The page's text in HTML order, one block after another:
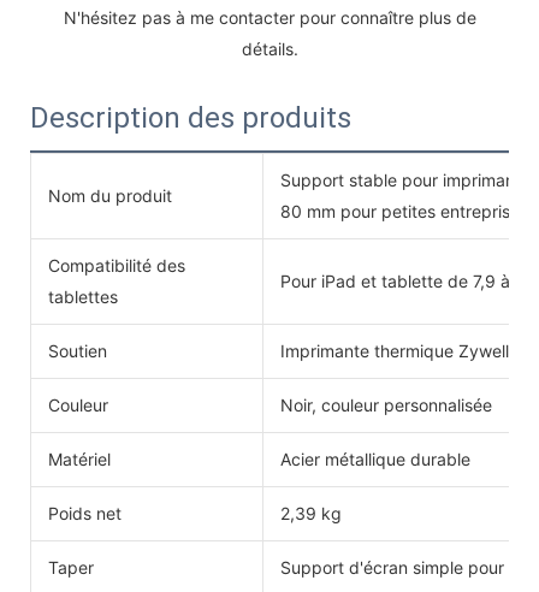
détails.
Description des produits
Nom du produit
Support stable pour
80 mm pour petites entreprises
Compatibilité des
tablettes
Pour iPad et tablette de 7,9 à
Soutien Imprimante thermique Zywell
Couleur Noir, couleur personnalisée
Matériel Acier métallique durable
Poids net 2,39 kg
Taper Support d'écran simple pour